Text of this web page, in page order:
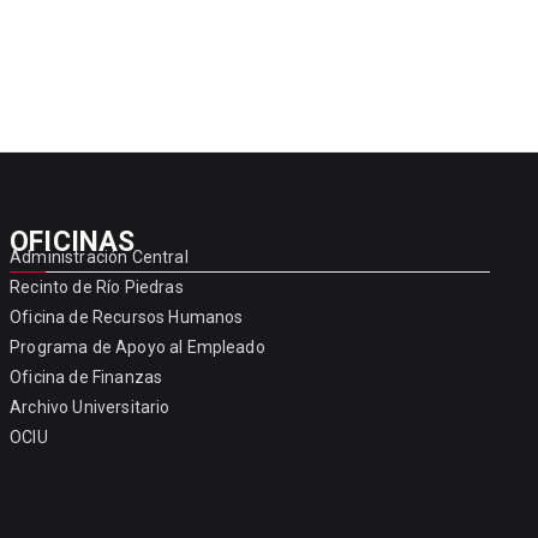
OFICINAS
Administración Central
Recinto de Río Piedras
Oficina de Recursos Humanos
Programa de Apoyo al Empleado
Oficina de Finanzas
Archivo Universitario
OCIU